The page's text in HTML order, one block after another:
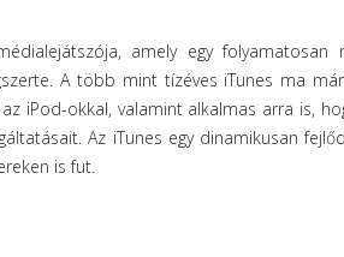
amely egy folyamatosan
A több mint tízéves iTunes ma
iPod-okkal, valamint alkalmas arra is,
Az iTunes egy dinamikusan
is fut.